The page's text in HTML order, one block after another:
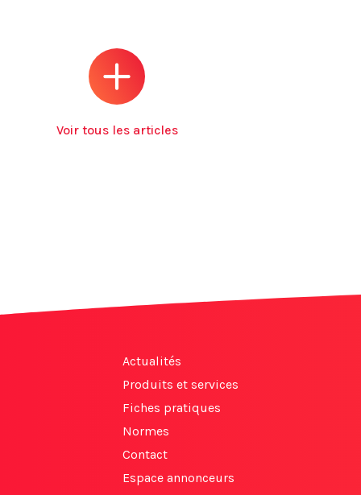
Voir tous les articles
Actualités
Produits et services
Fiches pratiques
Normes
Contact
Espace annonceurs